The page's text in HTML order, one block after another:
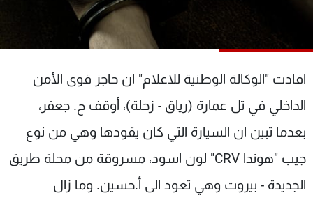
افادت "الوكالة الوطنية للاعلام" ان حاجز قوى الأمن
الداخلي في تل عمارة (رياق - زحلة)، أوقف ح. جعفر،
بعدما تبين ان السيارة التي كان يقودها وهي من نوع
جيب "هوندا CRV" لون اسود، مسروقة من محلة طريق
الجديدة - بيروت وهي تعود الى أ.حسين. وما زال
عن MTV
لاعلاناتكم
وظائف
شروط الإسـتخدام